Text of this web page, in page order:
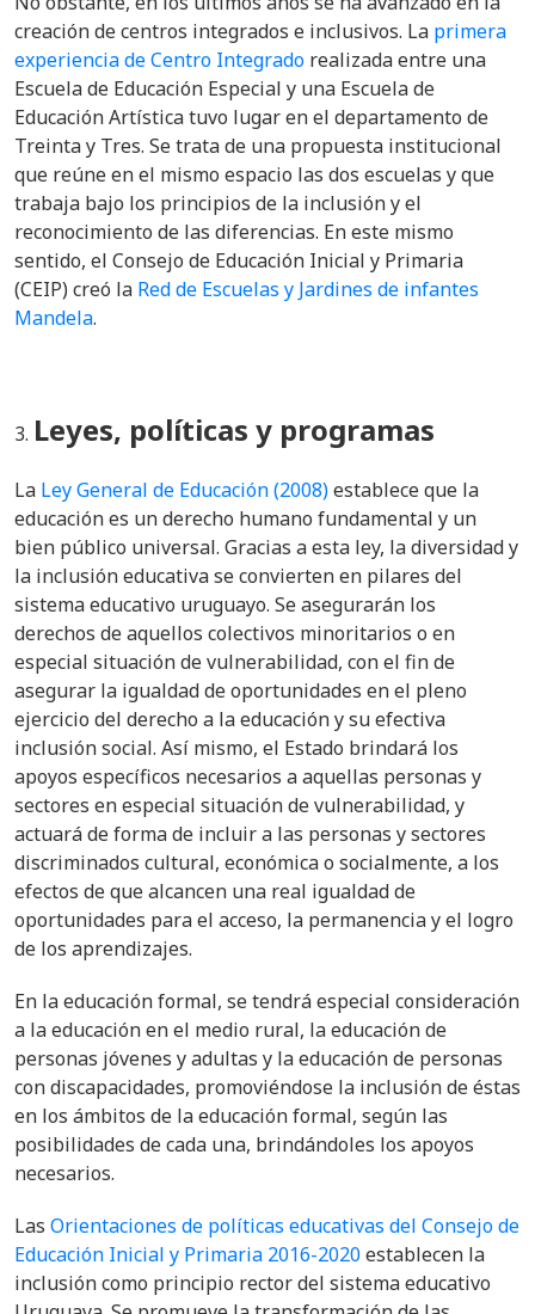
creación de centros integrados e inclusivos. La primera
experiencia de Centro Integrado realizada entre una
Escuela de Educación Especial y una Escuela de
Educación Artística tuvo lugar en el departamento de
Treinta y Tres. Se trata de una propuesta institucional
que reúne en el mismo espacio las dos escuelas y que
trabaja bajo los principios de la inclusión y el
reconocimiento de las diferencias. En este mismo
sentido, el Consejo de Educación Inicial y Primaria
(CEIP) creó la Red de Escuelas y Jardines de infantes
Mandela.
Leyes, políticas y programas
La Ley General de Educación (2008)establece que la
educación es un derecho humano fundamental y un
bien público universal. Gracias a esta ley, la diversidad y
la inclusión educativa se convierten en pilares del
sistema educativo uruguayo. Se asegurarán los
derechos de aquellos colectivos minoritarios o en
especial situación de vulnerabilidad, con el fin de
asegurar la igualdad de oportunidades en el pleno
ejercicio del derecho a la educación y su efectiva
inclusión social. Así mismo, el Estado brindará los
apoyos específicos necesarios a aquellas personas y
sectores en especial situación de vulnerabilidad, y
actuará de forma de incluir a las personas y sectores
discriminados cultural, económica o socialmente, a los
efectos de que alcancen una real igualdad de
oportunidades para el acceso, la permanencia y el logro
de los aprendizajes.
En la educación formal, se tendrá especial consideración
a la educación en el medio rural, la educación de
personas jóvenes y adultas y la educación de personas
con discapacidades, promoviéndose la inclusión de éstas
en los ámbitos de la educación formal, según las
posibilidades de cada una, brindándoles los apoyos
necesarios.
Las Orientaciones de políticas educativas del Consejo de
Educación Inicial y Primaria 2016-2020establecen la
inclusión como principio rector del sistema educativo